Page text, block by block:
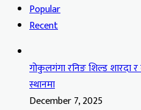
Popular
Recent
गोकुलगंगा रनिङ शिल्ड शारदा
स्थानमा
December 7, 2025